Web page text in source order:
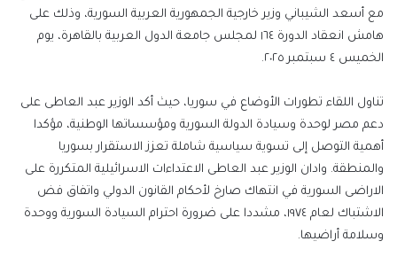
مع أسعد الشيباني وزير خارجية الجمهورية العربية السورية، وذلك على
هامش انعقاد الدورة ١٦٤ لمجلس جامعة الدول العربية بالقاهرة، يوم
الخميس ٤ سبتمبر ٢٠٢٥.
تناول اللقاء تطورات الأوضاع في سوريا، حيث أكد الوزير عبد العاطى على
دعم مصر لوحدة وسيادة الدولة السورية ومؤسساتها الوطنية، مؤكدا
أهمية التوصل إلى تسوية سياسية شاملة تعزز الاستقرار بسوريا
والمنطقة. وادان الوزير عبد العاطى الاعتداءات الاسرائيلية المتكررة على
الاراضى السورية في انتهاك صارخ لأحكام القانون الدولي واتفاق فض
الاشتباك لعام ١٩٧٤، مشددا على ضرورة احترام السيادة السورية ووحدة
وسلامة أراضيها.